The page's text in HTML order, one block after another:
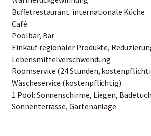
Buffetrestaurant: internationale Küche
Café
Poolbar, Bar
Einkauf regionaler Produkte,
Lebensmittelverschwendung
Roomservice (24 Stunden,
Wäscheservice (kostenpflichtig)
1 Pool: Sonnenschirme, Liegen, Badetuch
Sonnenterrasse, Gartenanlage